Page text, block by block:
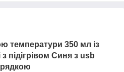
температури 350 мл із
підігрівом Синя з usb